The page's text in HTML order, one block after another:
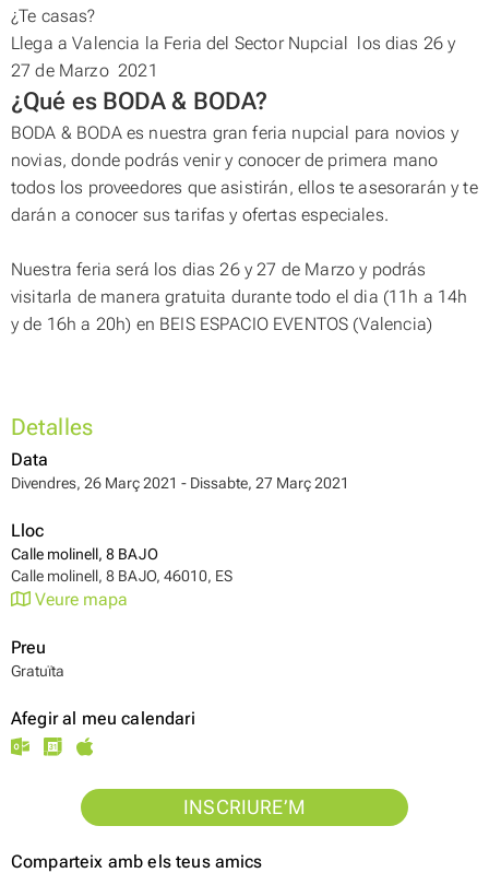
¿Te casas?
Llega a Valencia la Feria del Sector Nupcial los dias 26 y
27 de Marzo 2021
¿Qué es BODA & BODA?
BODA & BODA es nuestra gran feria nupcial para novios y
novias, donde podrás venir y conocer de primera mano
todos los proveedores que asistirán, ellos te asesorarán y te
darán a conocer sus tarifas y ofertas especiales.
Nuestra feria será los dias 26 y 27 de Marzo y podrás
visitarla de manera gratuita durante todo el dia (11h a 14h
y de 16h a 20h) en BEIS ESPACIO EVENTOS (Valencia)
Detalles
Data
Divendres, 26 Març 2021 - Dissabte, 27 Març 2021
Lloc
Calle molinell, 8 BAJO
Calle molinell, 8 BAJO, 46010, ES
Veure mapa
Preu
Gratuïta
Afegir al meu calendari
INSCRIURE’M
Comparteix amb els teus amics